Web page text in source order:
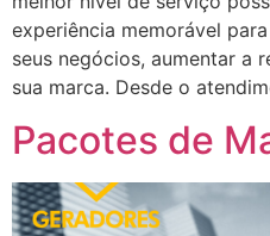
experiência memorável
seus negócios, aumentar a
sua marca. Desde o
Pacotes de